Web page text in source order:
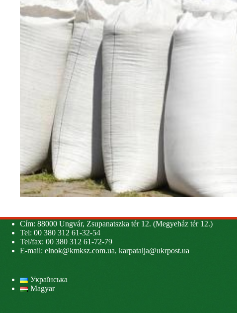
Cím: 88000 Ungvár, Zsupanatszka tér 12. (Megyeház tér 12.)
Tel: 00 380 312 61-32-54
Tel/fax: 00 380 312 61-72-79
E-mail: elnok@kmksz.com.ua, karpatalja@ukrpost.ua
Українська
Magyar